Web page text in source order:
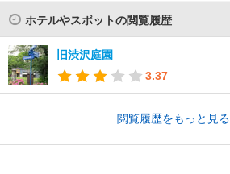
ホテルやスポットの閲覧履歴
旧渋沢庭園
3.37
閲覧履歴をもっと見る